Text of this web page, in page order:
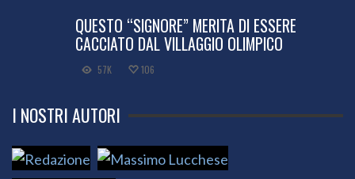
QUESTO “SIGNORE” MERITA DI ESSERE
CACCIATO DAL VILLAGGIO OLIMPICO
57K 106
I NOSTRI AUTORI